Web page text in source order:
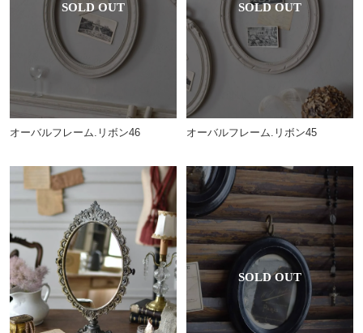
オーバルフレーム.リボン46 オーバルフレーム.リボン45